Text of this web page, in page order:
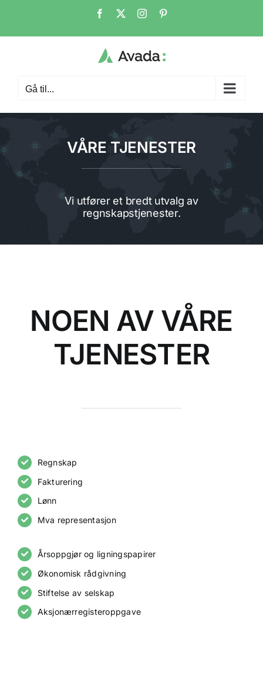
content
Facebook Instagram
Gå til...
VÅRE TJENESTER
Vi utfører et bredt utvalg av
regnskapstjenester.
NOEN AV VÅRE
TJENESTER
Regnskap
Fakturering
Lønn
Mva representasjon
Årsoppgjør og ligningspapirer
Økonomisk rådgivning
Stiftelse av selskap
Aksjonærregisteroppgave